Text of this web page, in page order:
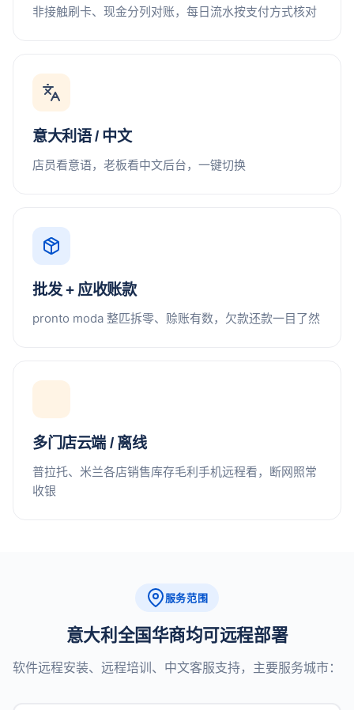
非接触刷卡、现金分列对账，每日流水按支付方式核对
意大利语 / 中文
店员看意语，老板看中文后台，一键切换
批发 + 应收账款
pronto moda 整匹拆零、赊账有数，欠款还款一目了然
多门店云端 / 离线
普拉托、米兰各店销售库存毛利手机远程看，断网照常
收银
服务范围
意大利全国华商均可远程部署
软件远程安装、远程培训、中文客服支持，主要服务城市：